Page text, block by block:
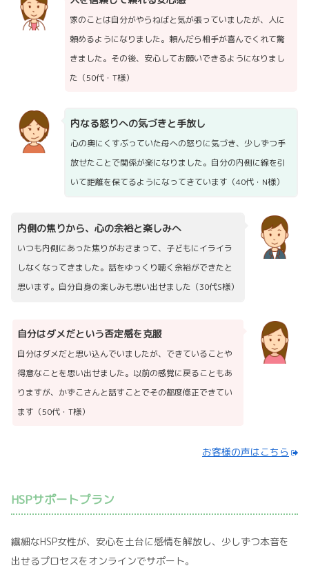
家のことは自分がやらねばと気が張っていましたが、人に
頼めるようになりました。頼んだら相手が喜んでくれて驚
きました。その後、安心してお願いできるようになりまし
た（50代・T様）
内なる怒りへの気づきと手放し
心の奥にくすぶっていた母への怒りに気づき、少しずつ手
放せたことで関係が楽になりました。自分の内側に線を引
いて距離を保てるようになってきています（40代・N様）
内側の焦りから、心の余裕と楽しみへ
いつも内側にあった焦りがおさまって、子どもにイライラ
しなくなってきました。話をゆっくり聴く余裕ができたと
思います。自分自身の楽しみも思い出せました（30代S様）
自分はダメだという否定感を克服
自分はダメだと思い込んでいましたが、できていることや
得意なことを思い出せました。以前の感覚に戻ることもあ
りますが、かずこさんと話すことでその都度修正できてい
ます（50代・T様）
お客様の声はこちら
HSPサポートプラン
繊細なHSP女性が、安心を土台に感情を解放し、少しずつ本音を
出せるプロセスをオンラインでサポート。